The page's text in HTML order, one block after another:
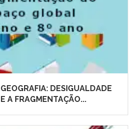
DESIGUALDADE
A FRAGMENTAÇÃO...